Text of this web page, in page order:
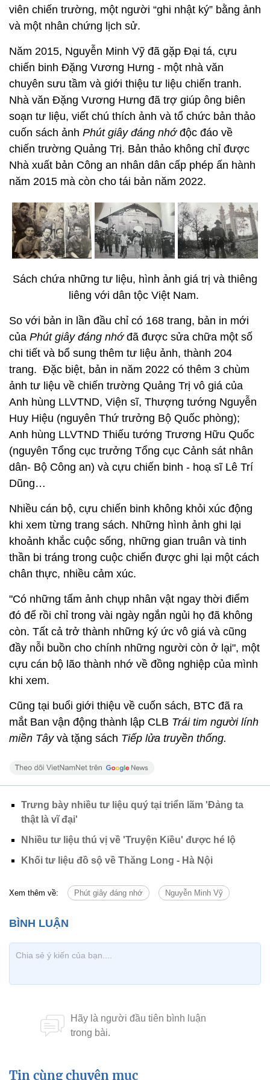
viên chiến trường, một người “ghi nhật ký” bằng ảnh
và một nhân chứng lịch sử.
Năm 2015, Nguyễn Minh Vỹ đã gặp Đại tá, cựu
chiến binh Đặng Vương Hưng - một nhà văn
chuyên sưu tầm và giới thiệu tư liệu chiến tranh.
Nhà văn Đặng Vương Hưng đã trợ giúp ông biên
soạn tư liệu, viết chú thích ảnh và tổ chức bản thảo
cuốn sách ảnh Phút giây đáng nhớ độc đáo về
chiến trường Quảng Trị. Bản thảo không chỉ được
Nhà xuất bản Công an nhân dân cấp phép ấn hành
năm 2015 mà còn cho tái bản năm 2022.
Sách chứa những tư liệu, hình ảnh giá trị và thiêng
liêng với dân tộc Việt Nam.
So với bản in lần đầu chỉ có 168 trang, bản in mới
của Phút giây đáng nhớđã được sửa chữa một số
chi tiết và bổ sung thêm tư liệu ảnh, thành 204
trang. Đặc biệt, bản in năm 2022 có thêm 3 chùm
ảnh tư liệu về chiến trường Quảng Trị vô giá của
Anh hùng LLVTND, Viện sĩ, Thượng tướng Nguyễn
Huy Hiệu (nguyên Thứ trưởng Bộ Quốc phòng);
Anh hùng LLVTND Thiếu tướng Trương Hữu Quốc
(nguyên Tổng cục trưởng Tổng cục Cảnh sát nhân
dân- Bộ Công an) và cựu chiến binh - hoạ sĩ Lê Trí
Dũng…
Nhiều cán bộ, cựu chiến binh không khỏi xúc động
khi xem từng trang sách. Những hình ảnh ghi lại
khoảnh khắc cuộc sống, những gian truân và tinh
thần bi tráng trong cuộc chiến được ghi lại một cách
chân thực, nhiều cảm xúc.
"Có những tấm ảnh chụp nhân vật ngay thời điểm
đó để rồi chỉ trong vài ngày ngắn ngủi họ đã không
còn. Tất cả trở thành những ký ức vô giá và cũng
đầy nỗi buồn cho chính những người còn ở lại", một
cựu cán bộ lão thành nhớ về đồng nghiệp của mình
khi xem.
Cũng tại buổi giới thiệu về cuốn sách, BTC đã ra
mắt Ban vận động thành lập CLB Trái tim người lính
miền Tâyvà tặng sách Tiếp lửa truyền thống.
Trưng bày nhiều tư liệu quý tại triển lãm 'Đảng ta
thật là vĩ đại'
Nhiều tư liệu thú vị về 'Truyện Kiều' được hé lộ
Khối tư liệu đồ sộ về Thăng Long - Hà Nội
Xem thêm về: Phút giây đáng nhớ Nguyễn Minh Vỹ
Tin cùng chuyên mục